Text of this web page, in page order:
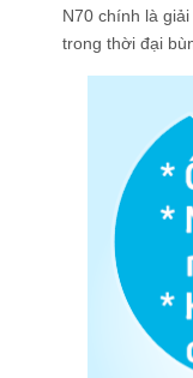
N70 chính là
trong thời đại